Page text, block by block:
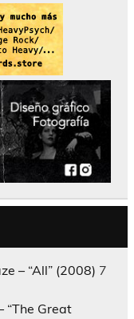
– “All” (2008) 7
“The Great